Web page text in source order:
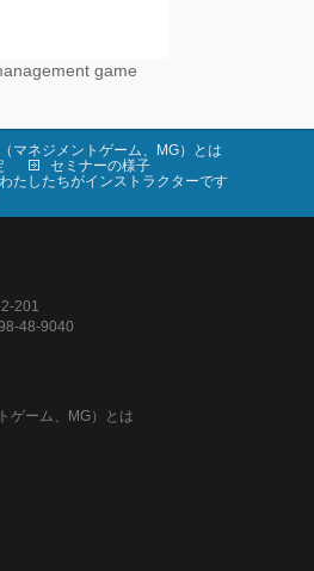
game
マネジメントゲーム、MG）とは
セミナーの様子
わたしたちがインストラクターです
201
48-9040
ゲーム、MG）とは